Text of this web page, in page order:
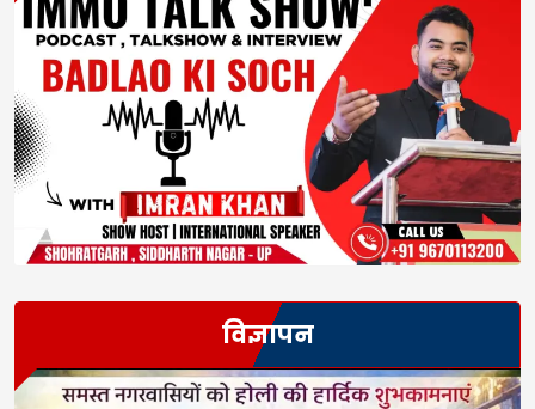
विज्ञापन